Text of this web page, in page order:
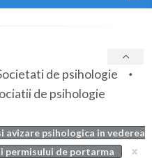
de psihologie
de psihologie
avizare psihologica in vederea
permisului de portarma